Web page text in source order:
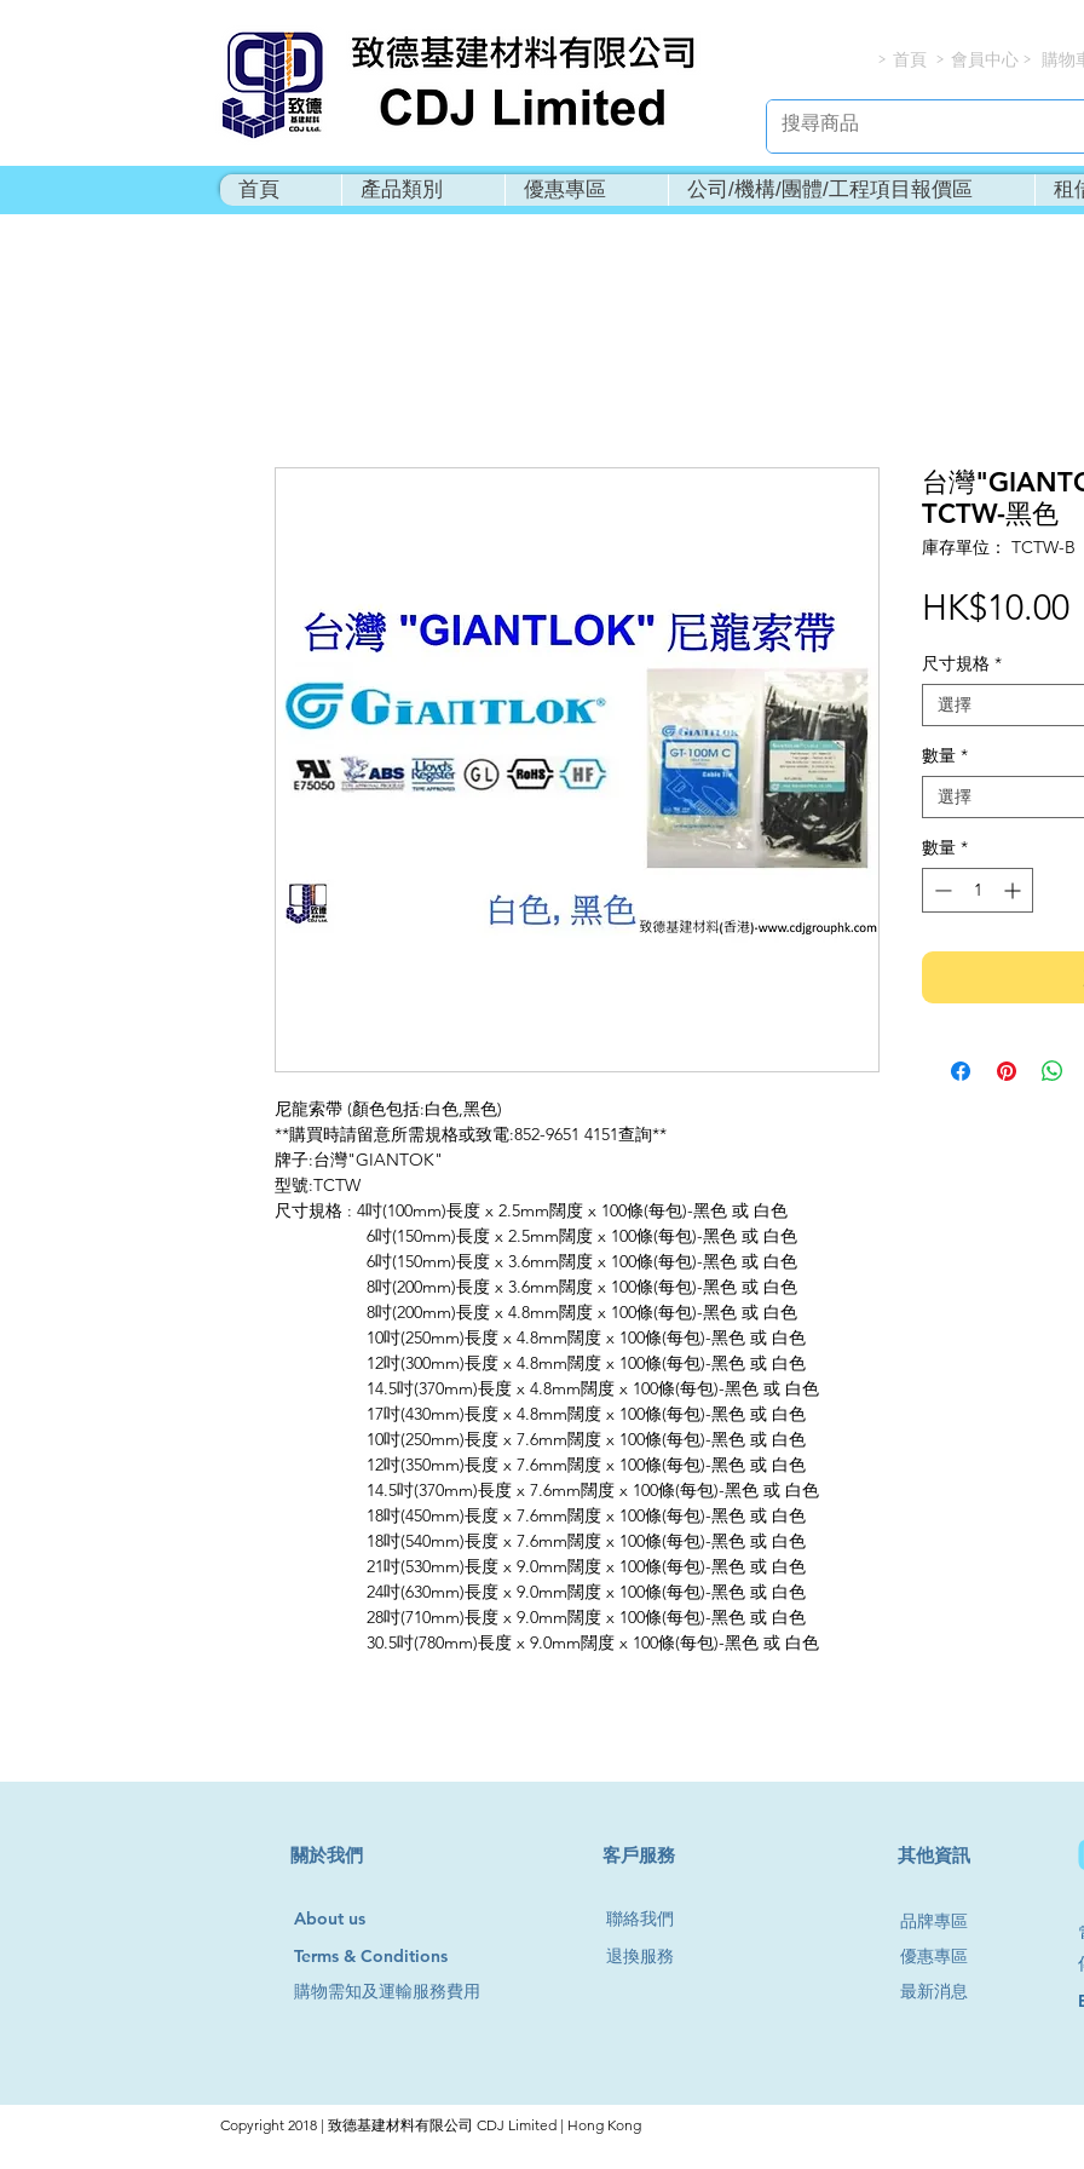
> > >
首頁 會員中心 購物
首頁 產品類別 優惠專區 公司/機構/團體/工程項目報價區 租
尼龍索帶 (顏色包括:白色,黑色)
**購買時請留意所需規格或致電:852-9651 4151查詢**
牌子:台灣"GIANTOK"
型號:TCTW
尺寸規格 : 4吋(100mm)長度 x 2.5mm闊度 x 100條(每包)-黑色 或 白色
6吋(150mm)長度 x 2.5mm闊度 x 100條(每包)-黑色 或 白色
6吋(150mm)長度 x 3.6mm闊度 x 100條(每包)-黑色 或 白色
8吋(200mm)長度 x 3.6mm闊度 x 100條(每包)-黑色 或 白色
8吋(200mm)長度 x 4.8mm闊度 x 100條(每包)-黑色 或 白色
10吋(250mm)長度 x 4.8mm闊度 x 100條(每包)-黑色 或 白色
12吋(300mm)長度 x 4.8mm闊度 x 100條(每包)-黑色 或 白色
14.5吋(370mm)長度 x 4.8mm闊度 x 100條(每包)-黑色 或 白色
17吋(430mm)長度 x 4.8mm闊度 x 100條(每包)-黑色 或 白色
10吋(250mm)長度 x 7.6mm闊度 x 100條(每包)-黑色 或 白色
12吋(350mm)長度 x 7.6mm闊度 x 100條(每包)-黑色 或 白色
14.5吋(370mm)長度 x 7.6mm闊度 x 100條(每包)-黑色 或 白色
18吋(450mm)長度 x 7.6mm闊度 x 100條(每包)-黑色 或 白色
18吋(540mm)長度 x 7.6mm闊度 x 100條(每包)-黑色 或 白色
21吋(530mm)長度 x 9.0mm闊度 x 100條(每包)-黑色 或 白色
24吋(630mm)長度 x 9.0mm闊度 x 100條(每包)-黑色 或 白色
28吋(710mm)長度 x 9.0mm闊度 x 100條(每包)-黑色 或 白色
30.5吋(780mm)長度 x 9.0mm闊度 x 100條(每包)-黑色 或 白色
台灣
TCTW-黑色
庫存單位： TCTW-B
HK$10.00價
尺寸規格 *
選擇
數量 *
選擇
數量 *
​關於我們
About us
Terms & Conditions
​客戶服務
聯絡我們
退換服務
購物需知及運輸服務費用
其他資訊
品牌專區
優惠專區
最新消息
Copyright 2018 | 致德基建材料有限公司 CDJ Limited | Hong Kong